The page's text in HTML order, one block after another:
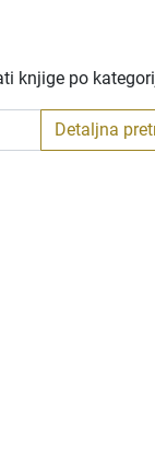
knjige po
Detaljna